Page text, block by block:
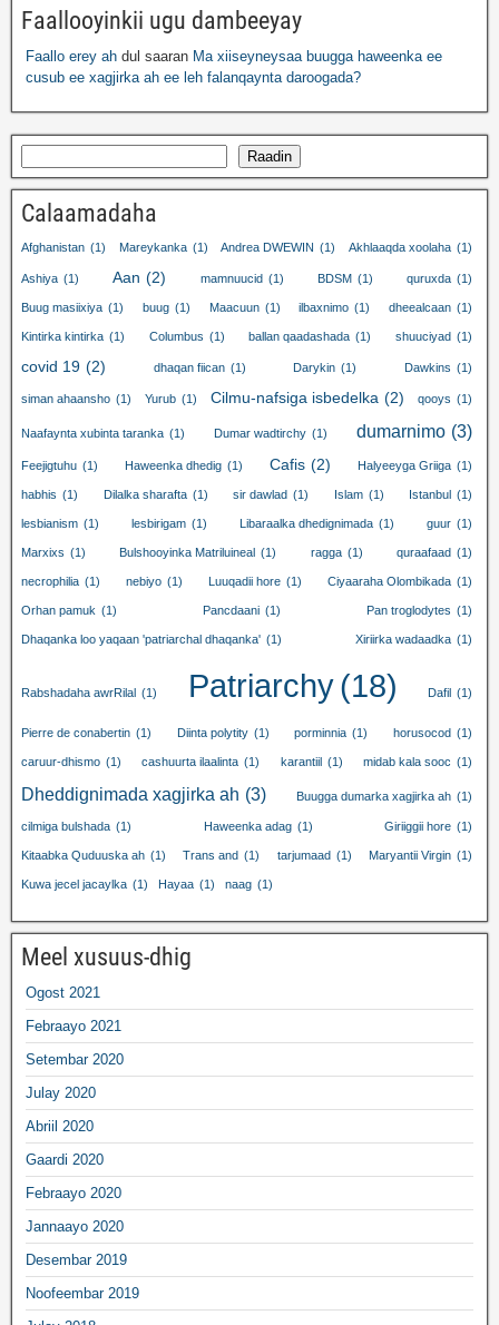
Faallooyinkii ugu dambeeyay
Faallo erey ah dul saaran Ma xiiseyneysaa buugga haweenka ee
cusub ee xagjirka ah ee leh falanqaynta daroogada?
Raadin
Calaamadaha
Afghanistan (1) Mareykanka (1) Andrea DWEWIN (1) Akhlaaqda xoolaha (1)
Ashiya (1) Aan (2) mamnuucid (1) BDSM (1) quruxda (1)
Buug masiixiya (1) buug (1) Maacuun (1) ilbaxnimo (1) dheealcaan (1)
Kintirka kintirka (1) Columbus (1) ballan qaadashada (1) shuuciyad (1)
covid 19 (2) dhaqan fiican (1) Darykin (1) Dawkins (1)
siman ahaansho (1) Yurub (1) Cilmu-nafsiga isbedelka (2) qooys (1)
Naafaynta xubinta taranka (1) Dumar wadtirchy (1) dumarnimo (3)
Feejigtuhu (1) Haweenka dhedig (1) Cafis (2) Halyeeyga Griiga (1)
habhis (1) Dilalka sharafta (1) sir dawlad (1) Islam (1) Istanbul (1)
lesbianism (1) lesbirigam (1) Libaraalka dhedignimada (1) guur (1)
Marxixs (1) Bulshooyinka Matriluineal (1) ragga (1) quraafaad (1)
necrophilia (1) nebiyo (1) Luuqadii hore (1) Ciyaaraha Olombikada (1)
Orhan pamuk (1) Pancdaani (1) Pan troglodytes (1)
Dhaqanka loo yaqaan 'patriarchal dhaqanka' (1) Xiriirka wadaadka (1)
Rabshadaha awrRilal (1) Patriarchy(18) Dafil (1)
Pierre de conabertin (1) Diinta polytity (1) porminnia (1) horusocod (1)
caruur-dhismo (1) cashuurta ilaalinta (1) karantiil (1) midab kala sooc (1)
Dheddignimada xagjirka ah (3) Buugga dumarka xagjirka ah (1)
cilmiga bulshada (1) Haweenka adag (1) Giriiggii hore (1)
Kitaabka Quduuska ah (1) Trans and (1) tarjumaad (1) Maryantii Virgin (1)
Kuwa jecel jacaylka (1) Hayaa (1) naag (1)
Meel xusuus-dhig
Ogost 2021
Febraayo 2021
Setembar 2020
Julay 2020
Abriil 2020
Gaardi 2020
Febraayo 2020
Jannaayo 2020
Desembar 2019
Noofeembar 2019